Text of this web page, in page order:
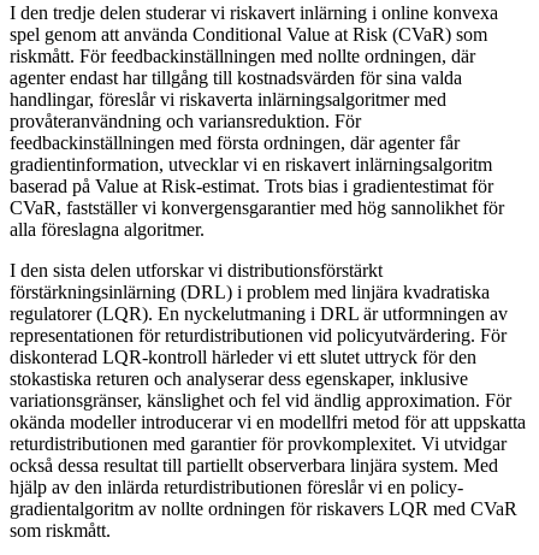
I den tredje delen studerar vi riskavert inlärning i online konvexa
spel genom att använda Conditional Value at Risk (CVaR) som
riskmått. För feedbackinställningen med nollte ordningen, där
agenter endast har tillgång till kostnadsvärden för sina valda
handlingar, föreslår vi riskaverta inlärningsalgoritmer med
provåteranvändning och variansreduktion. För
feedbackinställningen med första ordningen, där agenter får
gradientinformation, utvecklar vi en riskavert inlärningsalgoritm
baserad på Value at Risk-estimat. Trots bias i gradientestimat för
CVaR, fastställer vi konvergensgarantier med hög sannolikhet för
alla föreslagna algoritmer.
I den sista delen utforskar vi distributionsförstärkt
förstärkningsinlärning (DRL) i problem med linjära kvadratiska
regulatorer (LQR). En nyckelutmaning i DRL är utformningen av
representationen för returdistributionen vid policyutvärdering. För
diskonterad LQR-kontroll härleder vi ett slutet uttryck för den
stokastiska returen och analyserar dess egenskaper, inklusive
variationsgränser, känslighet och fel vid ändlig approximation. För
okända modeller introducerar vi en modellfri metod för att uppskatta
returdistributionen med garantier för provkomplexitet. Vi utvidgar
också dessa resultat till partiellt observerbara linjära system. Med
hjälp av den inlärda returdistributionen föreslår vi en policy-
gradientalgoritm av nollte ordningen för riskavers LQR med CVaR
som riskmått.